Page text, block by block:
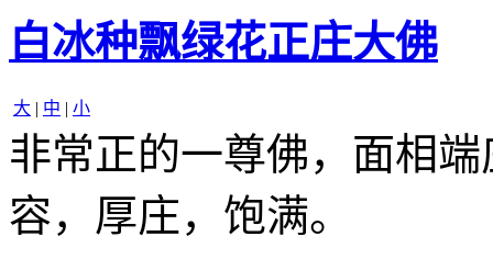
白冰种飘绿花正庄大佛
大 | 中 | 小
非常正的一尊佛，面相
容，厚庄，饱满。